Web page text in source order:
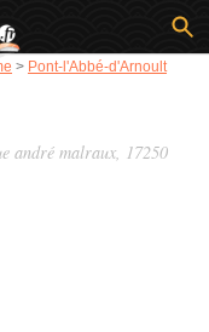
> Pont-l'Abbé-d'Arnoult
andré malraux, 17250